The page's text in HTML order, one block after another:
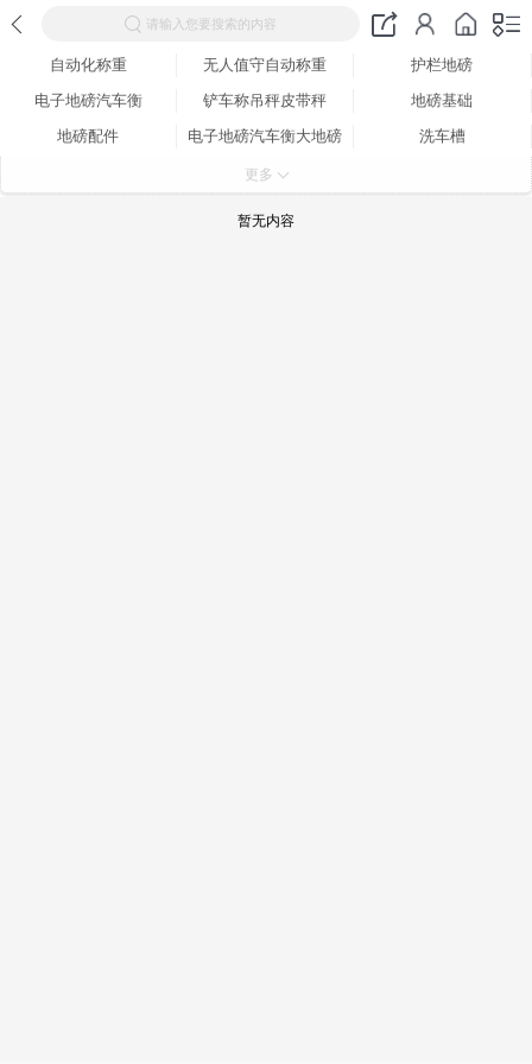
请输入您要搜索的内容
自动化称重 无人值守自动称重
护栏地磅
电子地磅汽车衡
铲车称吊秤皮带秤
地磅基础
地磅配件
电子地磅汽车衡大地磅
洗车槽
治超对接
更多
暂无内容